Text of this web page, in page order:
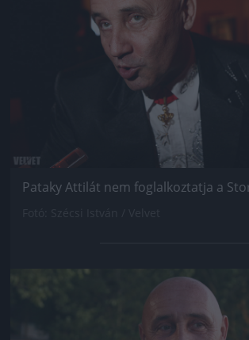
Pataky Attilát nem foglalkoztatja a
Jön még kép!